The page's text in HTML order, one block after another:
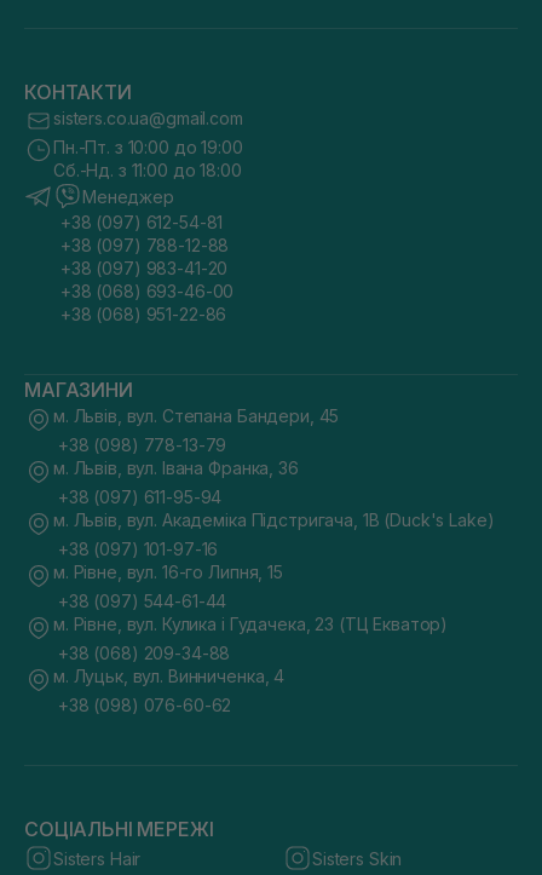
КОНТАКТИ
sisters.co.ua@gmail.com
Пн.-Пт. з 10:00 до 19:00
Сб.-Нд. з 11:00 до 18:00
Менеджер
+38 (097) 612-54-81
+38 (097) 788-12-88
+38 (097) 983-41-20
+38 (068) 693-46-00
+38 (068) 951-22-86
МАГАЗИНИ
м. Львів, вул. Степана Бандери, 45
+38 (098) 778-13-79
м. Львів, вул. Івана Франка, 36
+38 (097) 611-95-94
м. Львів, вул. Академіка Підстригача, 1В (Duck's Lake)
+38 (097) 101-97-16
м. Рівне, вул. 16-го Липня, 15
+38 (097) 544-61-44
м. Рівне, вул. Кулика і Гудачека, 23 (ТЦ Екватор)
+38 (068) 209-34-88
м. Луцьк, вул. Винниченка, 4
+38 (098) 076-60-62
СОЦІАЛЬНІ МЕРЕЖІ
Sisters Hair Sisters Skin